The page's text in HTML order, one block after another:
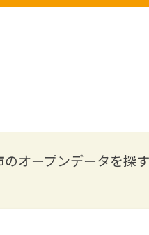
のオープンデータを探す